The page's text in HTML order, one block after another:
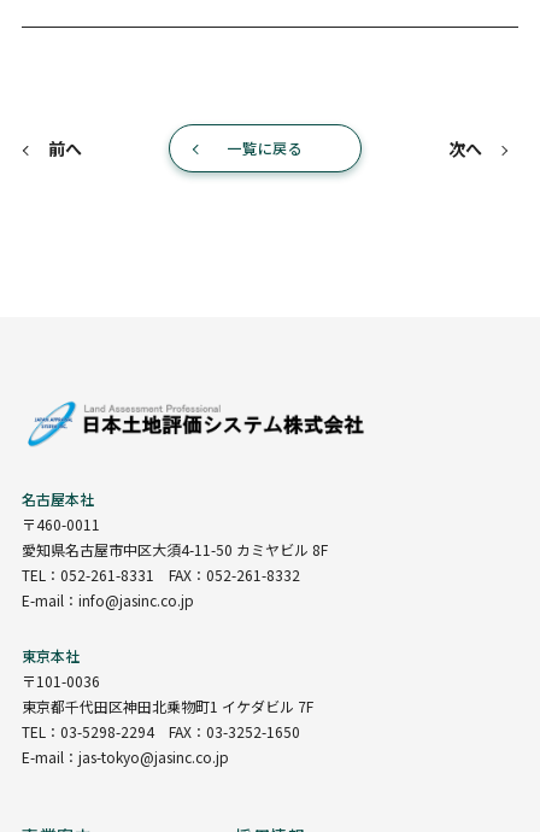
前へ 一覧に戻る 次へ
名古屋本社
〒460-0011
愛知県名古屋市中区大須4-11-50 カミヤビル 8F
TEL：052-261-8331 FAX：052-261-8332
E-mail：info@jasinc.co.jp
東京本社
〒101-0036
東京都千代田区神田北乗物町1 イケダビル 7F
TEL：03-5298-2294 FAX：03-3252-1650
E-mail：jas-tokyo@jasinc.co.jp